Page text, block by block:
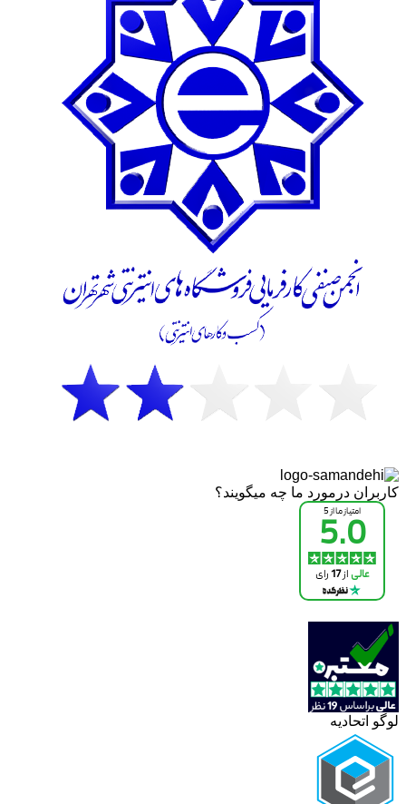
کاربران درمورد ما چه میگویند؟
لوگو اتحادیه